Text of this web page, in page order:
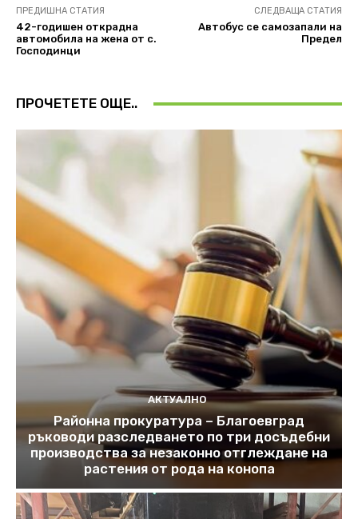
ПРЕДИШНА СТАТИЯ
42-годишен открадна
автомобила на жена от с.
Господинци
СЛЕДВАЩА СТАТИЯ
Автобус се самозапали на
Предел
ПРОЧЕТЕТЕ ОЩЕ..
АКТУАЛНО
Районна прокуратура – Благоевград
ръководи разследването по три досъдебни
производства за незаконно отглеждане на
растения от рода на конопа